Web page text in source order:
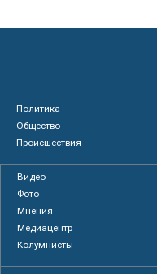
Политика
Общество
Происшествия
Видео
Фото
Мнения
Медиацентр
Колумнисты